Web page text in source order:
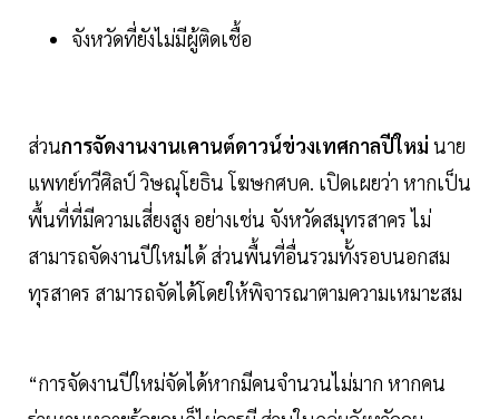
จังหวัดที่ยังไม่มีผู้ติดเชื้อ
ส่วนการจัดงานงานเคานต์ดาวน์ข่วงเทศกาลปีใหม่ นาย
แพทย์ทวีศิลป์ วิษณุโยธิน โฆษกศบค. เปิดเผยว่า หากเป็น
พื้นที่ที่มีความเสี่ยงสูง อย่างเช่น จังหวัดสมุทรสาคร ไม่
สามารถจัดงานปีใหม่ได้ ส่วนพื้นที่อื่นรวมทั้งรอบนอกสม
ทุรสาคร สามารถจัดได้โดยให้พิจารณาตามความเหมาะสม
“การจัดงานปีใหม่จัดได้หากมีคนจำนวนไม่มาก หากคน